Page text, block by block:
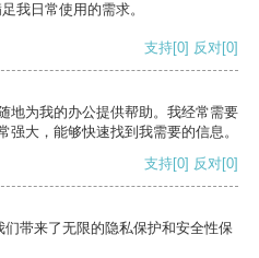
我日常使用的需求。
支持[0] 反对[0]
地为我的办公提供帮助。我经常需要
大，能够快速找到我需要的信息。
支持[0] 反对[0]
带来了无限的隐私保护和安全性保